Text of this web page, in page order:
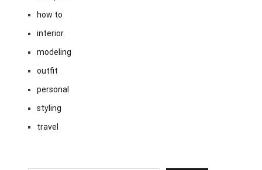
how to
interior
modeling
outfit
personal
styling
travel